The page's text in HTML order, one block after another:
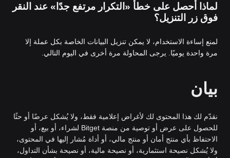
لماذا أحصل على خطأ «التكرار مرتفع جدًا» عند النقر
فوق زر التنزيل؟
لمنع إساءة الاستخدام، لا يمكن تنزيل البيانات الخاصة بكل عملة إلا
مرة واحدة يوميًا. يرجى المحاولة مرة أخرى في اليوم التالي.
بيان
نقدّم لك هذا المحتوى لك لأغراض إعلامية فقط، ولا يُشكل عرضًا أو حثًا
للحصول على عرض أو توصية من منصة Bitget لشراء، أو بيع، أو
الاحتفاظ بأي منتج أمان أو منتج مالي، أو أداة مُشار إليها في المحتوى،
ولا يُشكل نصيحة استثمارية، أو نصيحة مالية، أو نصيحة بشأن التداول،